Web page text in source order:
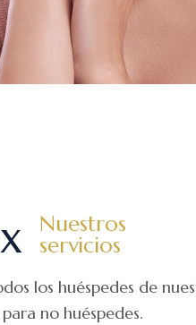
Nuestros
servicios
los huéspedes de
no huéspedes.